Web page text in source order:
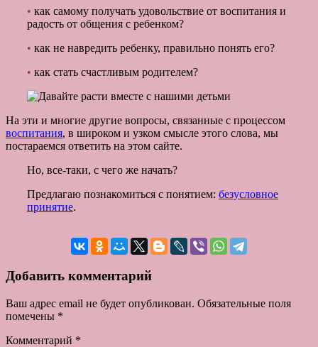
• как самому получать удовольствие от воспитания и
радость от общения с ребенком?
• как не навредить ребенку, правильно понять его?
• как стать счастливым родителем?
На эти и многие другие вопросы, связанные с процессом
воспитания, в широком и узком смысле этого слова, мы
постараемся ответить на этом сайте.
Но, все-таки, с чего же начать?
Предлагаю познакомиться с понятием: безусловное
принятие.
Добавить комментарий
Ваш адрес email не будет опубликован. Обязательные поля
помечены *
Комментарий *